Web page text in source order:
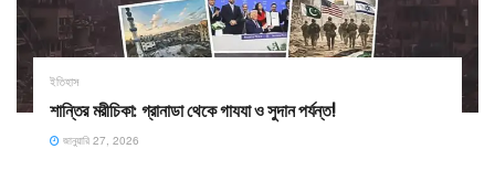
ইতিহাস
শান্তির মরীচিকা: গ্রানাডা থেকে গাযযা ও সুদান পর্যন্ত!
জানুয়ারি 27, 2026